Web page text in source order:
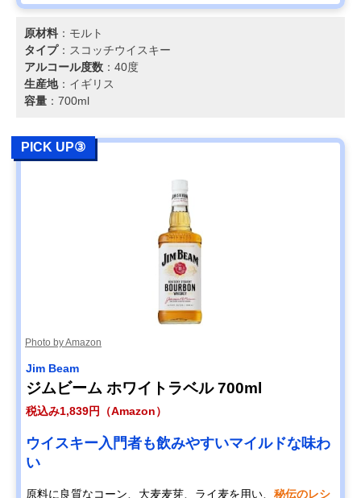
原材料 ：モルト
タイプ：スコッチウイスキー
アルコール度数 ：40度
生産地：イギリス
容量 ：700ml
PICK UP③
Photo by Amazon
Jim Beam
ジムビーム ホワイトラベル 700ml
税込み1,839円（Amazon）
ウイスキー入門者も飲みやすいマイルドな味わ
い
原料に良質なコーン、大麦麦芽、ライ麦を用い、 秘伝のレシ